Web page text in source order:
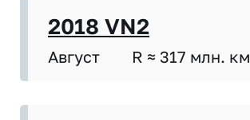
2018 VN2
Август R ≈ 317 млн. км